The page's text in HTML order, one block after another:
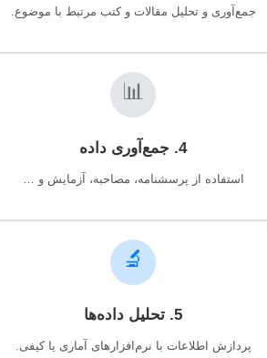
جمع‌آوری و تحلیل مقالات و کتب مرتبط با موضوع.
📊
4. جمع‌آوری داده
استفاده از پرسشنامه، مصاحبه، آزمایش و …
🔬
5. تحلیل داده‌ها
پردازش اطلاعات با نرم‌افزارهای آماری یا کیفی.